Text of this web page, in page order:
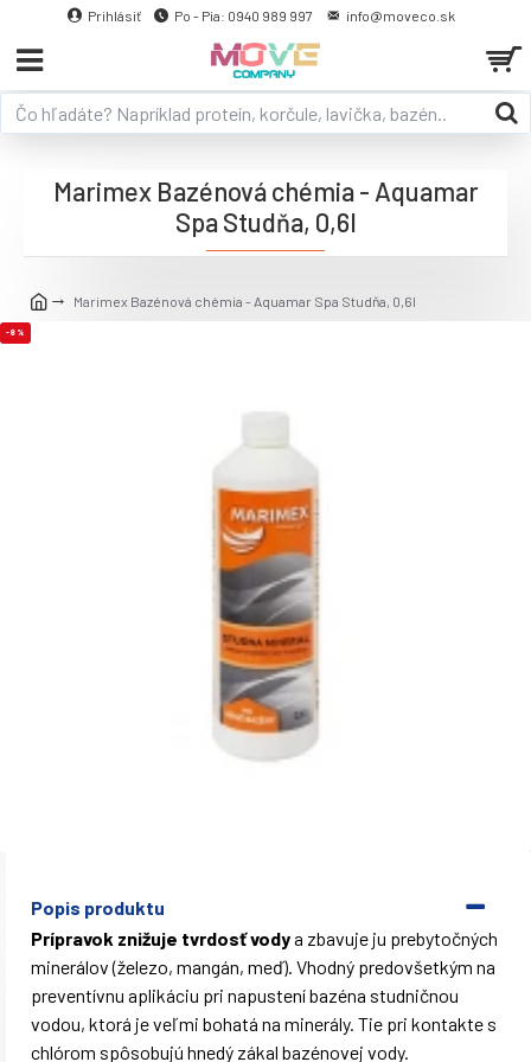
Prihlásiť Po - Pia: 0940 989 997 info@moveco.sk
Marimex Bazénová chémia - Aquamar Spa Studňa, 0,6l
Marimex Bazénová chémia - Aquamar
Spa Studňa, 0,6l
-8 %
Popis produktu
Prípravok znižuje tvrdosť vodya zbavuje ju prebytočných
minerálov (železo, mangán, meď). Vhodný predovšetkým na
preventívnu aplikáciu pri napustení bazéna studničnou
vodou, ktorá je veľmi bohatá na minerály. Tie pri kontakte s
chlórom spôsobujú hnedý zákal bazénovej vody.